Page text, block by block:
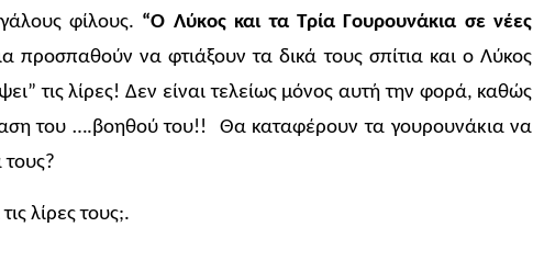
φίλους. “Ο Λύκος και τα Τρία Γουρουνάκια σε νέες
προσπαθούν να φτιάξουν τα δικά τους σπίτια και ο Λύκος
τις λίρες! Δεν είναι τελείως μόνος αυτή την φορά, καθώς
του ….βοηθού του!! Θα καταφέρουν τα γουρουνάκια να
τους?
λίρες τους;.